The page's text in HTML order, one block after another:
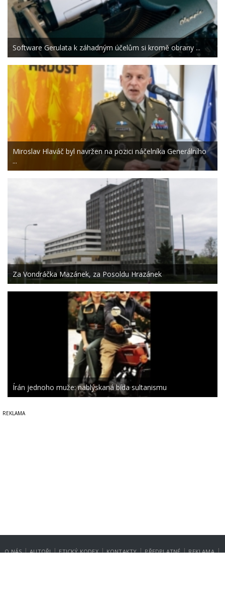
Software Gerulata k záhadným účelům si kromě obrany ...
Miroslav Hlaváč byl navržen na pozici náčelníka Generálního
...
Za Vondráčka Mazánek, za Posoldu Hrazánek
Írán jednoho muže: nablýskaná bída sultanismu
O NÁS | AUTOŘI | ETICKÝ KODEX | KONTAKTY | PŘEDPLATNÉ | REKLAMA |